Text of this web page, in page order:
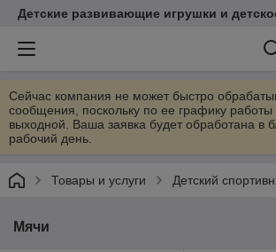
Детские развивающие игрушки и
Сейчас компания не может быстро
сообщения, поскольку по ее графику работы
выходной. Ваша заявка будет обработана в
рабочий день.
Товары и услуги Детский
Мячи